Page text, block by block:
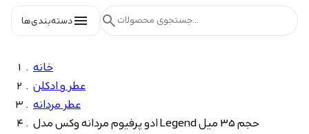
menuدسته‌بندی‌ها search
خانه
عطر و ادکلن
عطر مردانه
ادو پرفیوم مردانه وکس مدل Legend حجم 35 میل